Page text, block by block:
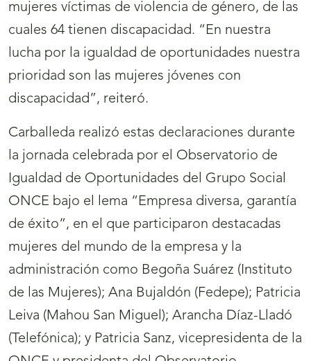
mujeres víctimas de violencia de género, de las
cuales 64 tienen discapacidad. “En nuestra
lucha por la igualdad de oportunidades nuestra
prioridad son las mujeres jóvenes con
discapacidad”, reiteró.
Carballeda realizó estas declaraciones durante
la jornada celebrada por el Observatorio de
Igualdad de Oportunidades del Grupo Social
ONCE bajo el lema “Empresa diversa, garantía
de éxito”, en el que participaron destacadas
mujeres del mundo de la empresa y la
administración como Begoña Suárez (Instituto
de las Mujeres); Ana Bujaldón (Fedepe); Patricia
Leiva (Mahou San Miguel); Arancha Díaz-Lladó
(Telefónica); y Patricia Sanz, vicepresidenta de la